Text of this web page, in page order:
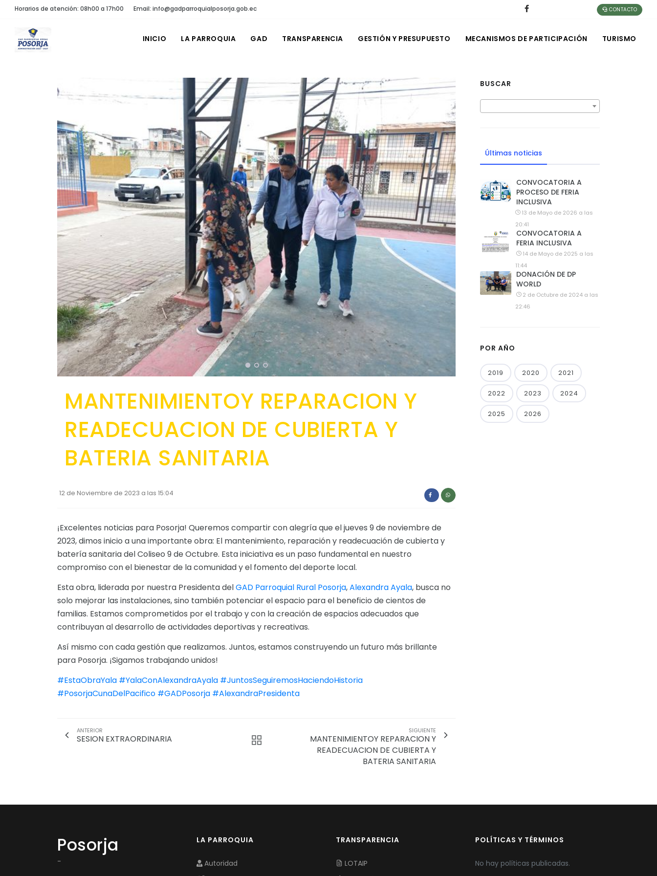
Horarios de atención: 08h00 a 17h00 Email: info@gadparroquialposorja.gob.ec CONTACTO
INICIO LA PARROQUIA GAD TRANSPARENCIA GESTIÓN Y PRESUPUESTO MECANISMOS DE PARTICIPACIÓN TURISMO
MANTENIMIENTOY REPARACION Y
READECUACION DE CUBIERTA Y
BATERIA SANITARIA
12 de Noviembre de 2023 a las 15:04
¡Excelentes noticias para Posorja! Queremos compartir con alegría que el jueves 9 de noviembre de
2023, dimos inicio a una importante obra: El mantenimiento, reparación y readecuación de cubierta y
batería sanitaria del Coliseo 9 de Octubre. Esta iniciativa es un paso fundamental en nuestro
compromiso con el bienestar de la comunidad y el fomento del deporte local.
Esta obra, liderada por nuestra Presidenta delGAD Parroquial Rural Posorja,Alexandra Ayala, busca no
solo mejorar las instalaciones, sino también potenciar el espacio para el beneficio de cientos de
familias. Estamos comprometidos por el trabajo y con la creación de espacios adecuados que
contribuyan al desarrollo de actividades deportivas y recreativas.
Así mismo con cada gestión que realizamos. Juntos, estamos construyendo un futuro más brillante
para Posorja. ¡Sigamos trabajando unidos!
#EstaObraYala #YalaConAlexandraAyala #JuntosSeguiremosHaciendoHistoria
#PosorjaCunaDelPacifico #GADPosorja #AlexandraPresidenta
ANTERIOR
SESION EXTRAORDINARIA
SIGUIENTE
MANTENIMIENTOY REPARACION Y
READECUACION DE CUBIERTA Y
BATERIA SANITARIA
BUSCAR
Últimas noticias
CONVOCATORIA A
PROCESO DE FERIA
INCLUSIVA
13 de Mayo de 2026 a las
20:41
CONVOCATORIA A
FERIA INCLUSIVA
14 de Mayo de 2025 a las
11:44
DONACIÓN DE DP
WORLD
2 de Octubre de 2024 a las
22:46
POR AÑO
2019 2020 2021
2022 2023 2024
2025 2026
Posorja
-
LA PARROQUIA
Autoridad
TRANSPARENCIA
LOTAIP
POLÍTICAS Y TÉRMINOS
No hay políticas publicadas.